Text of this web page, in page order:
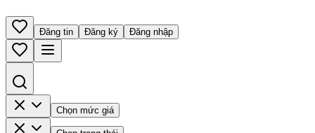
Đăng tin Đăng ký Đăng nhập
Chọn mức giá